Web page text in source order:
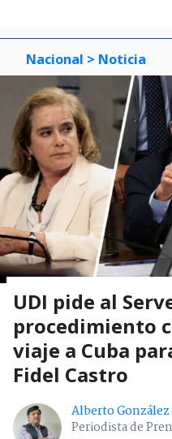
Nacional > Noticia
UDI pide al
procedimiento
viaje a Cuba
Fidel Castro
Alberto González
Periodista de